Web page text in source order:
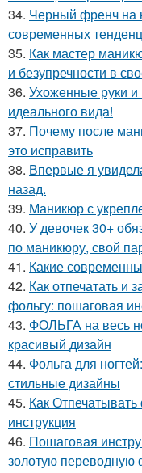
34. Черный френч на
современных
35. Как мастер
и безупречности в
36. Ухоженные руки
идеального вида!
37. Почему после
это исправить
38. Впервые я
назад.
39. Маникюр с
40. У девочек 30+
по маникюру, свой
41. Какие
42. Как отпечатать и
фольгу: пошаговая
43. ФОЛЬГА на весь
красивый дизайн
44. Фольга для
стильные дизайны
45. Как
инструкция
46. Пошаговая
золотую переводную